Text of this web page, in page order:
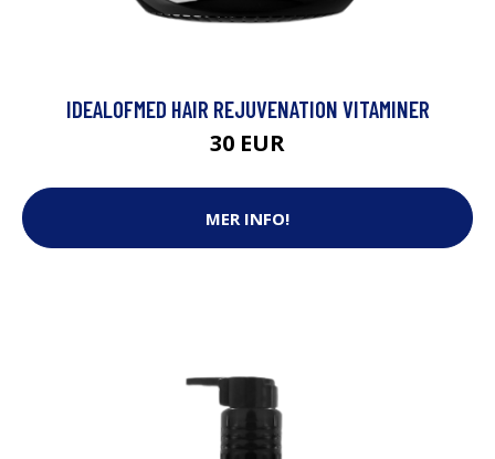
IDEALOFMED HAIR REJUVENATION VITAMINER
30 EUR
MER INFO!